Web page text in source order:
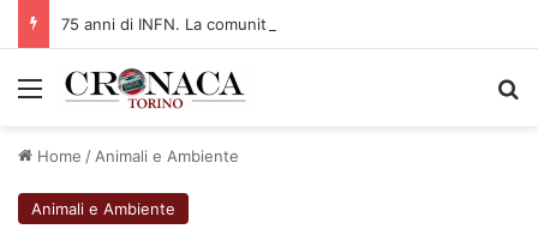
Menu
Home /Animali e Ambiente
Animali e Ambiente